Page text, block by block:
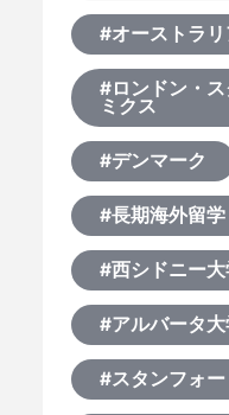
#オーストラ
#ロンドン・
ミクス
#デンマーク
#長期海外留学
#西シドニー大
#アルバータ大
#スタンフォ